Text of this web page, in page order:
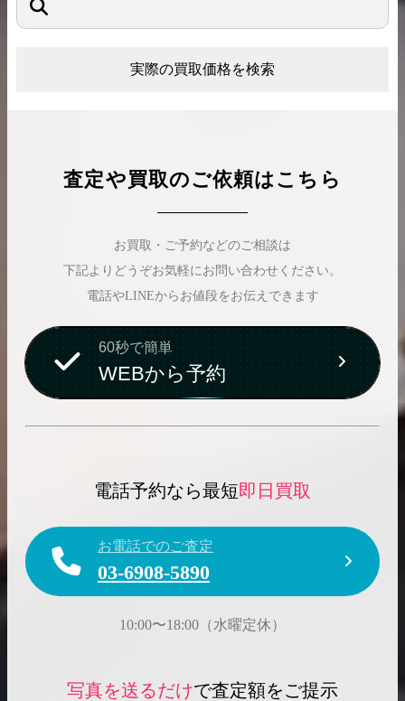
実際の買取価格を検索
査定や買取のご依頼はこちら
お買取・ご予約などのご相談は
下記よりどうぞお気軽にお問い合わせください。
電話やLINEからお値段をお伝えできます
60秒で簡単
WEBから予約
電話予約なら最短即日買取
お電話でのご査定
03-6908-5890
10:00〜18:00（水曜定休）
写真を送るだけで査定額をご提示